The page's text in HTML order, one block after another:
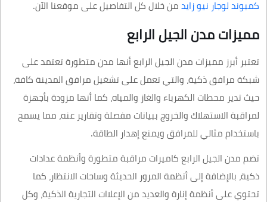
كمبوند لوجار نيو زايد من خلال كل التفاصيل على موقعنا الآن.
مميزات مدن الجيل الرابع
تعتبر أبرز مميزات مدن الجيل الرابع أنها مدن متطورة تعتمد على
شبكة مرافق ذكية، والتي تعمل على تشغيل مرافق المدينة كافة،
حيث تدير محطات الكهرباء والغاز والمياه، كما أنها مزودة بأجهزة
لمراقبة الاستهلاك والخروج ببيانات مفصلة وتقارير عنه، مما يسمح
باستخدام مثالي للمرافق ويمنع إهدار الطاقة.
تضم مدن الجيل الرابع كاميرات مراقبة متطورة وأنظمة عدادات
ذكية، بالإضافة إلى أنظمة المرور الحديثة وساحات الانتظار، كما
تحتوي على أنظمة إنارة والعديد من الإعلاات التجارية الذكية، وكل